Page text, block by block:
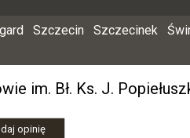
Szczecin Szczecinek
im. Bł. Ks. J.
opinię